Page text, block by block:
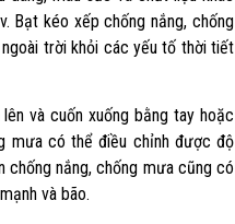
Bạt kéo xếp chống nắng, chống
trời khỏi các yếu tố thời tiết
và cuốn xuống bằng tay hoặc
mưa có thể điều chỉnh được độ
chống nắng, chống mưa cũng có
và bão.